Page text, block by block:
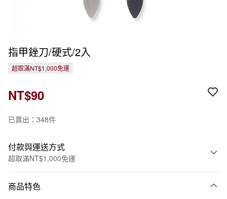
指甲銼刀/硬式/2入
超取滿NT$1,000免運
NT$90
已賣出：348件
付款與運送方式
超取滿NT$1,000免運
信用卡一次付款
商品特色